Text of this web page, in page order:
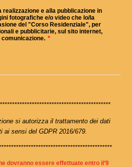
realizzazione e alla pubblicazione in
fotografiche e/o video che lo/la
del "Corso Residenziale", per
e pubblicitarie, sul sito internet,
*
si autorizza il trattamento dei dati
ai sensi del GDPR 2016/679.
dovranno essere effettuate entro il’9